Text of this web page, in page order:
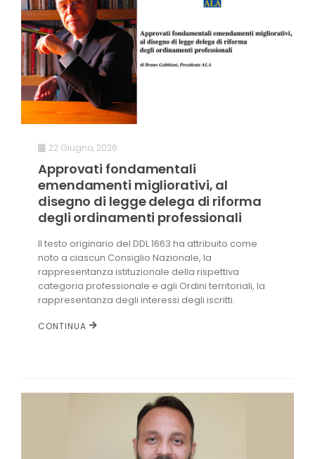
22 Giugno, 2026
Approvati fondamentali
emendamenti migliorativi, al
disegno di legge delega di riforma
degli ordinamenti professionali
Il testo originario del DDL 1663 ha attribuito come
noto a ciascun Consiglio Nazionale, la
rappresentanza istituzionale della rispettiva
categoria professionale e agli Ordini territoriali, la
rappresentanza degli interessi degli iscritti.
CONTINUA